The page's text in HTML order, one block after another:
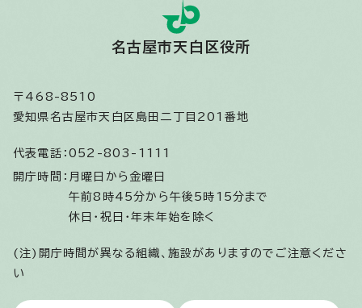
名古屋市天白区役所
〒468-8510
愛知県名古屋市天白区島田二丁目201番地
代表電話： 052-803-1111
開庁時間： 月曜日から金曜日
午前8時45分から午後5時15分まで
休日・祝日・年末年始を除く
(注)開庁時間が異なる組織、施設がありますのでご注意くださ
い